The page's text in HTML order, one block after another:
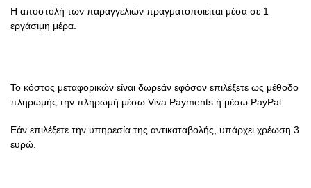
Η αποστολή των παραγγελιών πραγματοποιείται μέσα σε 1
εργάσιμη μέρα.
Το κόστος μεταφορικών είναι δωρεάν εφόσον επιλέξετε ως μέθοδο
πληρωμής την πληρωμή μέσω Viva Payments ή μέσω PayPal.
Εάν επιλέξετε την υπηρεσία της αντικαταβολής, υπάρχει χρέωση 3
ευρώ.